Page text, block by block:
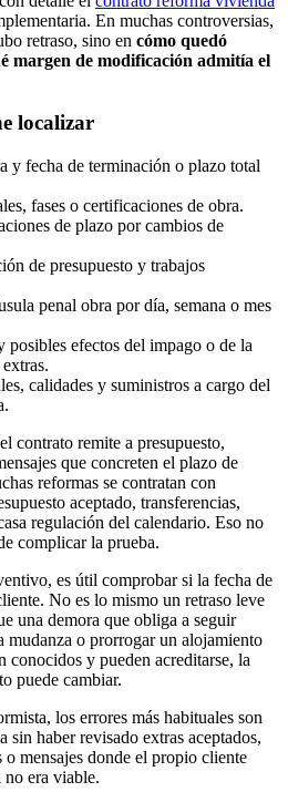
En muchas controversias,
retraso, sino en cómo quedó
margen de modificación admitía el
localizar
y fecha de terminación o plazo total
fases o certificaciones de obra.
de plazo por cambios de
de presupuesto y trabajos
penal obra por día, semana o mes
posibles efectos del impago o de la
calidades y suministros a cargo del
contrato remite a presupuesto,
que concreten el plazo de
reformas se contratan con
aceptado, transferencias,
regulación del calendario. Eso no
complicar la prueba.
es útil comprobar si la fecha de
No es lo mismo un retraso leve
una demora que obliga a seguir
mudanza o prorrogar un alojamiento
conocidos y pueden acreditarse, la
puede cambiar.
los errores más habituales son
sin haber revisado extras aceptados,
mensajes donde el propio cliente
no era viable.